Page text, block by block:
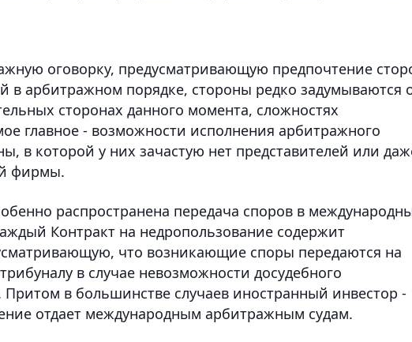
оговорку, предусматривающую предпочтение
в арбитражном порядке, стороны редко задумываются
сторонах данного момента, сложностях
главное - возможности исполнения арбитражного
в которой у них зачастую нет представителей или
фирмы.
распространена передача споров в
Контракт на недропользование содержит
что возникающие споры передаются на
в случае невозможности досудебного
Притом в большинстве случаев иностранный инвестор -
отдает международным арбитражным судам.